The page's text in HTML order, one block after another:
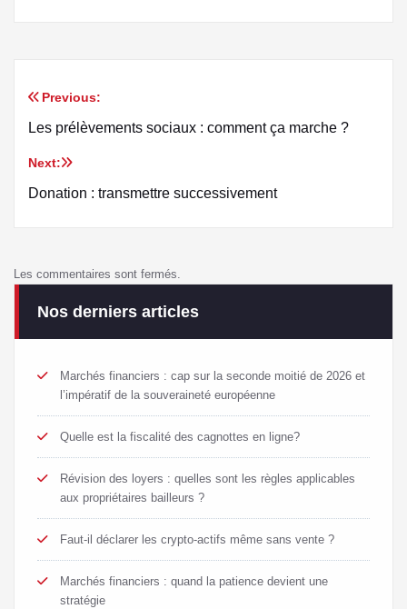
Previous:
Les prélèvements sociaux : comment ça marche ?
Next:
Donation : transmettre successivement
Les commentaires sont fermés.
Nos derniers articles
Marchés financiers : cap sur la seconde moitié de 2026 et
l’impératif de la souveraineté européenne
Quelle est la fiscalité des cagnottes en ligne?
Révision des loyers : quelles sont les règles applicables
aux propriétaires bailleurs ?
Faut-il déclarer les crypto-actifs même sans vente ?
Marchés financiers : quand la patience devient une
stratégie